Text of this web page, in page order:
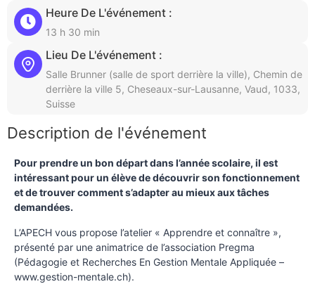
Heure De L'événement :
13 h 30 min
Lieu De L'événement :
Salle Brunner (salle de sport derrière la ville), Chemin de
derrière la ville 5, Cheseaux-sur-Lausanne, Vaud, 1033,
Suisse
Description de l'événement
Pour prendre un bon départ dans l’année scolaire, il est
intéressant pour un élève de découvrir son fonctionnement
et de trouver comment s’adapter au mieux aux tâches
demandées.
L’APECH vous propose l’atelier « Apprendre et connaître »,
présenté par une animatrice de l’association Pregma
(Pédagogie et Recherches En Gestion Mentale Appliquée –
www.gestion-mentale.ch).